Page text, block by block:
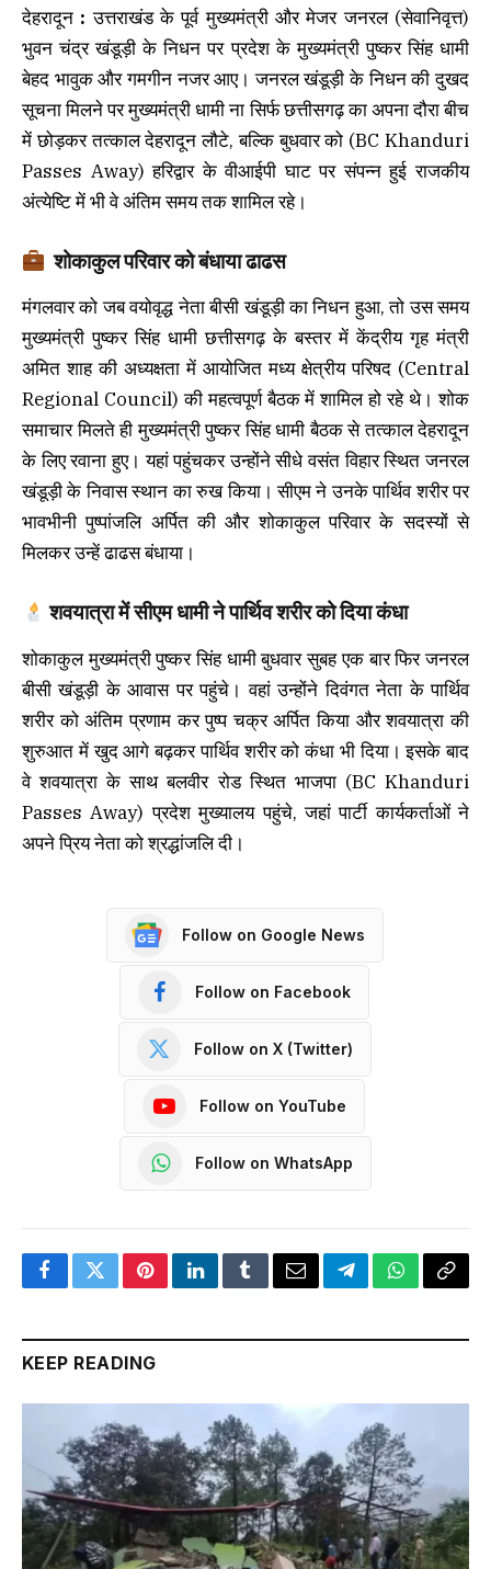
देहरादून : उत्तराखंड के पूर्व मुख्यमंत्री और मेजर जनरल (सेवानिवृत्त)
भुवन चंद्र खंडूड़ी के निधन पर प्रदेश के मुख्यमंत्री पुष्कर सिंह धामी
बेहद भावुक और गमगीन नजर आए। जनरल खंडूड़ी के निधन की दुखद
सूचना मिलने पर मुख्यमंत्री धामी ना सिर्फ छत्तीसगढ़ का अपना दौरा बीच
में छोड़कर तत्काल देहरादून लौटे, बल्कि बुधवार को (BC Khanduri
Passes Away) हरिद्वार के वीआईपी घाट पर संपन्न हुई राजकीय
अंत्येष्टि में भी वे अंतिम समय तक शामिल रहे।
शोकाकुल परिवार को बंधाया ढाढस
मंगलवार को जब वयोवृद्ध नेता बीसी खंडूड़ी का निधन हुआ, तो उस समय
मुख्यमंत्री पुष्कर सिंह धामी छत्तीसगढ़ के बस्तर में केंद्रीय गृह मंत्री
अमित शाह की अध्यक्षता में आयोजित मध्य क्षेत्रीय परिषद (Central
Regional Council) की महत्वपूर्ण बैठक में शामिल हो रहे थे। शोक
समाचार मिलते ही मुख्यमंत्री पुष्कर सिंह धामी बैठक से तत्काल देहरादून
के लिए रवाना हुए। यहां पहुंचकर उन्होंने सीधे वसंत विहार स्थित जनरल
खंडूड़ी के निवास स्थान का रुख किया। सीएम ने उनके पार्थिव शरीर पर
भावभीनी पुष्पांजलि अर्पित की और शोकाकुल परिवार के सदस्यों से
मिलकर उन्हें ढाढस बंधाया।
शवयात्रा में सीएम धामी ने पार्थिव शरीर को दिया कंधा
शोकाकुल मुख्यमंत्री पुष्कर सिंह धामी बुधवार सुबह एक बार फिर जनरल
बीसी खंडूड़ी के आवास पर पहुंचे। वहां उन्होंने दिवंगत नेता के पार्थिव
शरीर को अंतिम प्रणाम कर पुष्प चक्र अर्पित किया और शवयात्रा की
शुरुआत में खुद आगे बढ़कर पार्थिव शरीर को कंधा भी दिया। इसके बाद
वे शवयात्रा के साथ बलवीर रोड स्थित भाजपा (BC Khanduri
Passes Away) प्रदेश मुख्यालय पहुंचे, जहां पार्टी कार्यकर्ताओं ने
अपने प्रिय नेता को श्रद्धांजलि दी।
Follow on Google News
Follow on Facebook
Follow on X (Twitter)
Follow on YouTube
Follow on WhatsApp
FacebookTwitterPinterestLinkedInTumblrEmailTelegramWhatsApp
Copy
KEEP READING